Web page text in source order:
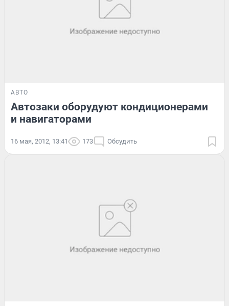
АВТО
Автозаки оборудуют кондиционерами
и навигаторами
16 мая, 2012, 13:41 173 Обсудить